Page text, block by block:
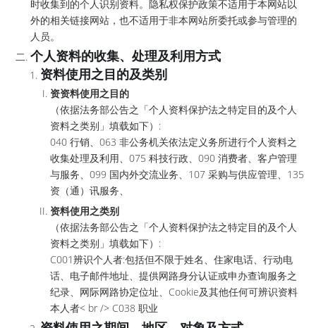
时收集到的个人识别资料。隐私权保护政策不适用于本网站以
外的相关链接网站，也不适用于非本网站所委托或参与管理的
人员。
个人资料的收集、处理及利用方式
资料使用之目的及类别
资资料使用之目的
（依据法务部公告之「个人资料保护法之特定目的及个人
资料之类别」填载如下）:
040 行销、063 非公务机关依法定义务所进行个人资料之
收集处理及利用、075 科技行政、090 消费者、客户管理
与服务、099 国内外交流业务、107 采购与供应管理、135
资（通）讯服务、
资料使用之类别
（依据法务部公告之「个人资料保护法之特定目的及个人
资料之类别」填载如下）:
C001辨识个人者:包括但不限于姓名、住家电话、行动电
话、电子邮件地址、提供网路身分认证或申办查询服务之
纪录、网际网路协定位址、Cookie及其他任何可辨识资料
本人者< br /> C038 职业